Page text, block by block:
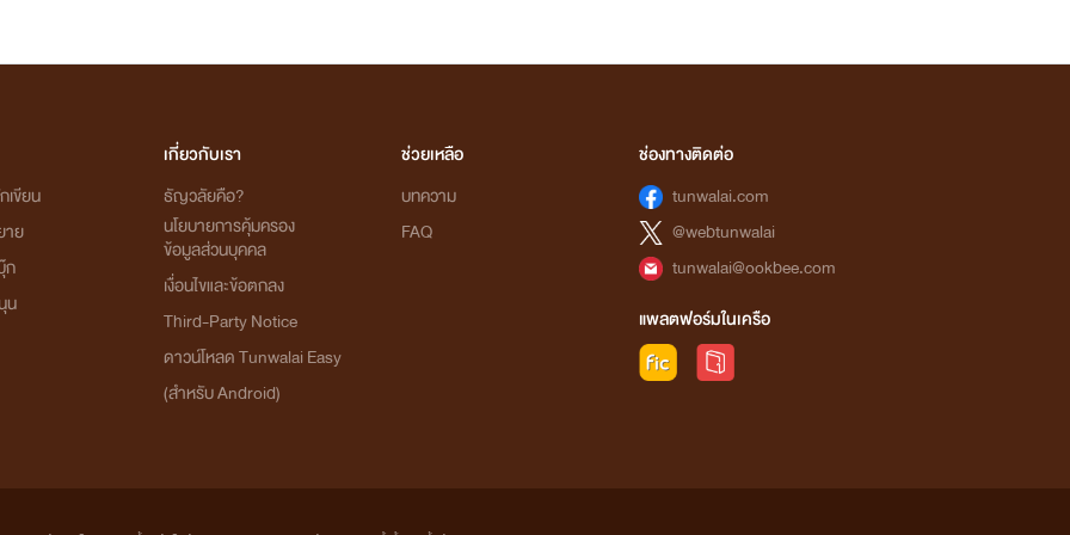
เขียน
าย
ก
น
เกี่ยวกับเรา
ธัญวลัยคือ?
นโยบายการคุ้มครอง
ข้อมูลส่วนบุคคล
เงื่อนไขและข้อตกลง
Third-Party Notice
ดาวน์โหลด Tunwalai Easy
(สำหรับ Android)
ช่วยเหลือ
บทความ
FAQ
ช่องทางติดต่อ
tunwalai.com
@webtunwalai
tunwalai@ookbee.com
แพลตฟอร์มในเครือ